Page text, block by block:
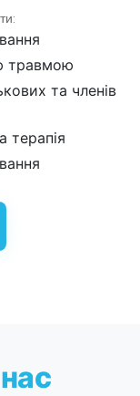
травмою
та членів
терапія